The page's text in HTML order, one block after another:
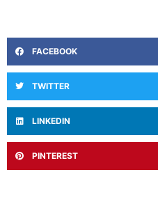
FACEBOOK
TWITTER
LINKEDIN
PINTEREST